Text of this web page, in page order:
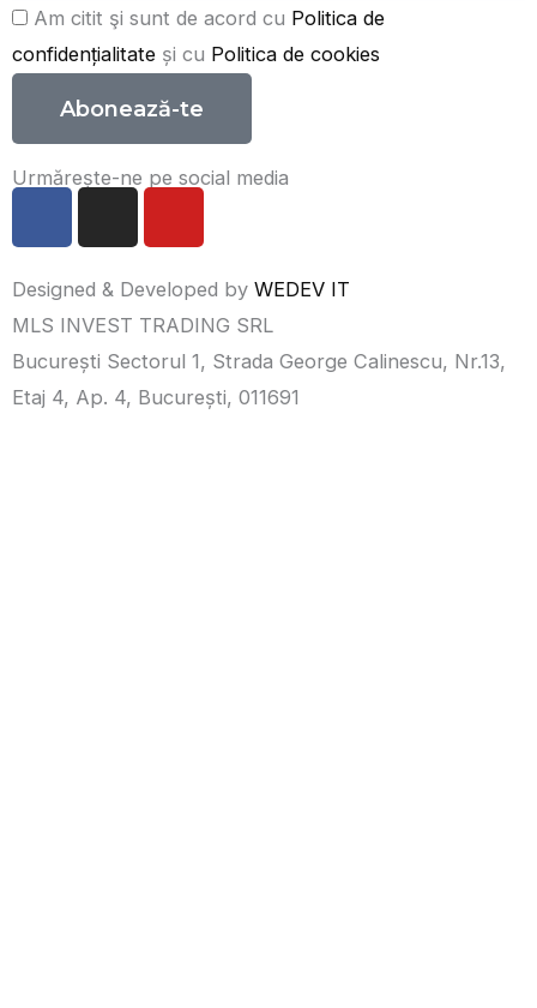
Am citit şi sunt de acord cu Politica de
confidențialitate și cu Politica de cookies
Abonează-te
Urmărește-ne pe social media
e
b
o
o
k
t
a
g
r
a
t
u
b
e
Designed & Developed by WEDEV IT
MLS INVEST TRADING SRL
București Sectorul 1, Strada George Calinescu, Nr.13,
Etaj 4, Ap. 4, București, 011691